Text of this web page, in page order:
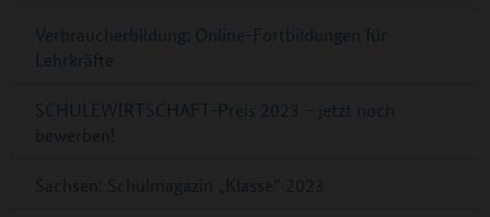
Verbraucherbildung: Online-Fortbildungen für
Lehrkräfte
SCHULEWIRTSCHAFT-Preis 2023 – jetzt noch
bewerben!
Sachsen: Schulmagazin „Klasse“ 2023